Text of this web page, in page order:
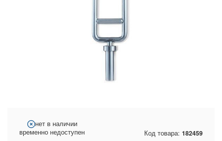
нет в наличии
временно недоступен
Код товара: 182459